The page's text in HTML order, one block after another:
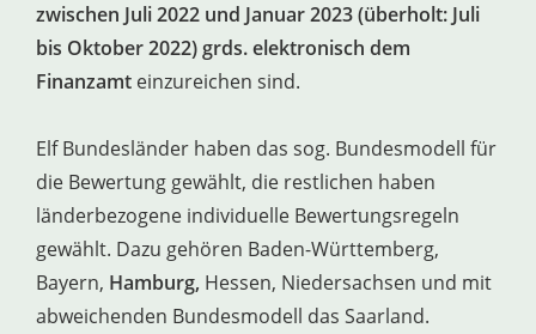
zwischen Juli 2022 und Januar 2023 (überholt: Juli
bis Oktober 2022) grds. elektronisch dem
Finanzamt einzureichen sind.
Elf Bundesländer haben das sog. Bundesmodell für
die Bewertung gewählt, die restlichen haben
länderbezogene individuelle Bewertungsregeln
gewählt. Dazu gehören Baden-Württemberg,
Bayern, Hamburg, Hessen, Niedersachsen und mit
abweichenden Bundesmodell das Saarland.